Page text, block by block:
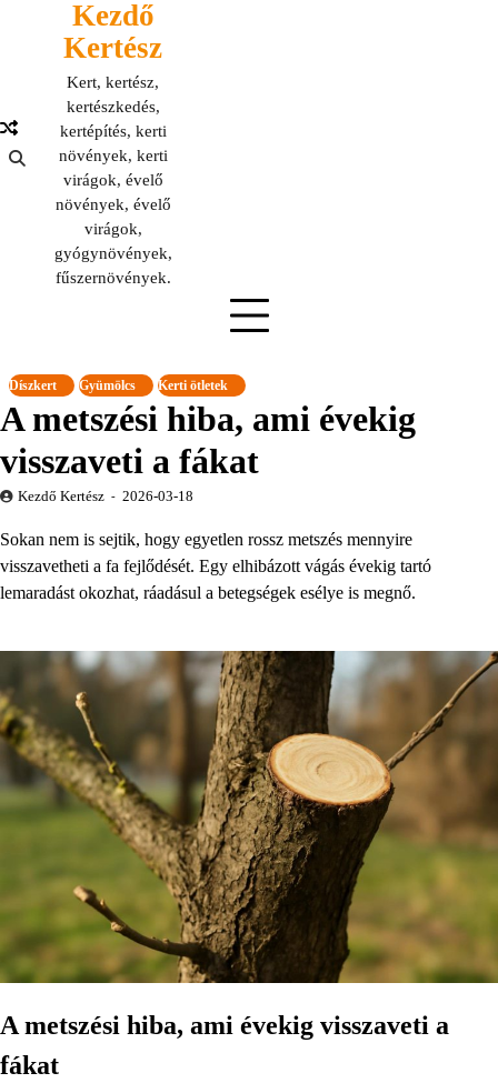
Kezdő
Kertész
Kert, kertész,
kertészkedés,
kertépítés, kerti
növények, kerti
virágok, évelő
növények, évelő
virágok,
gyógynövények,
fűszernövények.
Díszkert Gyümölcs Kerti ötletek
A metszési hiba, ami évekig
visszaveti a fákat
Kezdő Kertész 2026-03-18
Sokan nem is sejtik, hogy egyetlen rossz metszés mennyire
visszavetheti a fa fejlődését. Egy elhibázott vágás évekig tartó
lemaradást okozhat, ráadásul a betegségek esélye is megnő.
A metszési hiba, ami évekig visszaveti a
fákat